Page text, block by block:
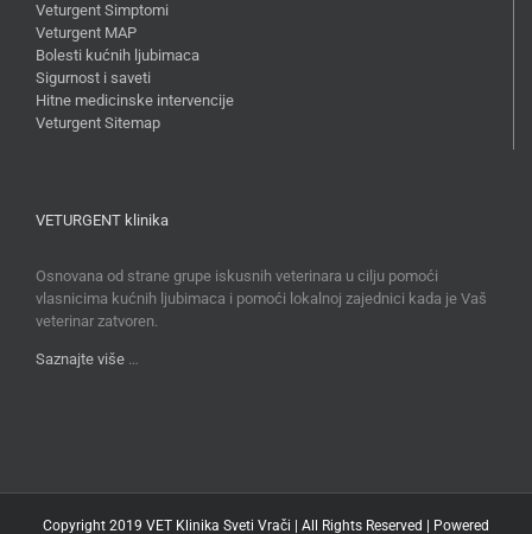
Veturgent Simptomi
Veturgent MAP
Bolesti kućnih ljubimaca
Sigurnost i saveti
Hitne medicinske intervencije
Veturgent Sitemap
VETURGENT klinika
Osnovana od strane grupe iskusnih veterinara u cilju pomoći
vlasnicima kućnih ljubimaca i pomoći lokalnoj zajednici kada je Vaš
veterinar zatvoren.
Saznajte više …
Copyright 2019 VET Klinika Sveti Vrači | All Rights Reserved | Powered